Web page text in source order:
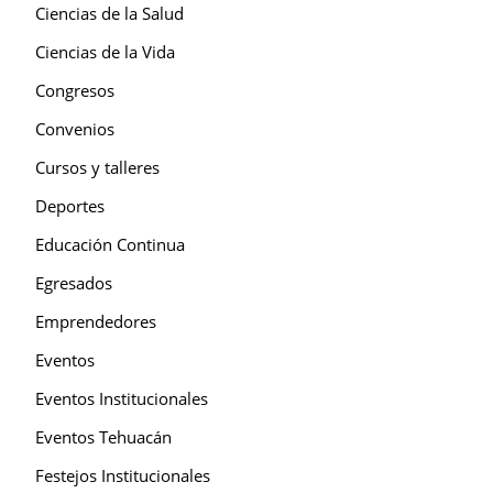
Ciencias de la Salud
Ciencias de la Vida
Congresos
Convenios
Cursos y talleres
Deportes
Educación Continua
Egresados
Emprendedores
Eventos
Eventos Institucionales
Eventos Tehuacán
Festejos Institucionales